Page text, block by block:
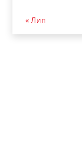
« Лип